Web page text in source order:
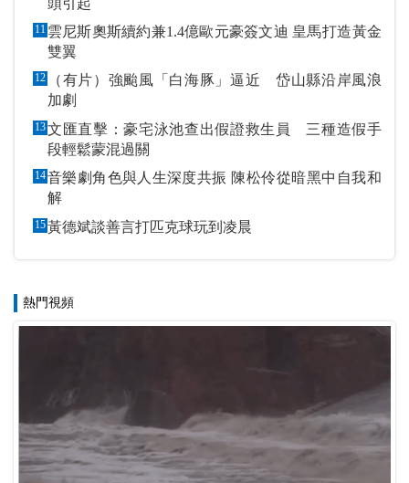
11 雲尼斯奧斯續約兼1.4億歐元豪簽文迪 皇馬打造黃金
雙翼
12
（有片）強颱風「白海豚」逼近 岱山縣沿岸風浪
加劇
13文匯直擊：豪宅泳池查出假證救生員 三種造假手
段輕鬆蒙混過關
14音樂劇角色與人生深度共振 陳松伶從暗黑中自我和
解
15黃德斌談善言打匹克球玩到凌晨
熱門視頻